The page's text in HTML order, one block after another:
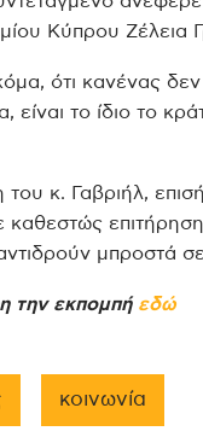
Κύπρου Ζέλεια
ότι κανένας
είναι το ίδιο το
κ. Γαβριήλ,
μπροστά
την εκπομπή εδώ
κοινωνία